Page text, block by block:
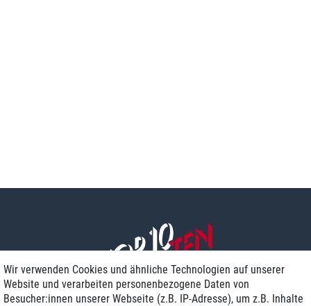
Wir verwenden Cookies und ähnliche Technologien auf unserer
Website und verarbeiten personenbezogene Daten von
Besucher:innen unserer Webseite (z.B. IP-Adresse), um z.B. Inhalte